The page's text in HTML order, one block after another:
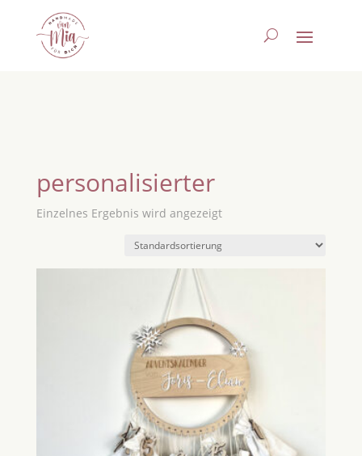
personalisierter
Einzelnes Ergebnis wird angezeigt